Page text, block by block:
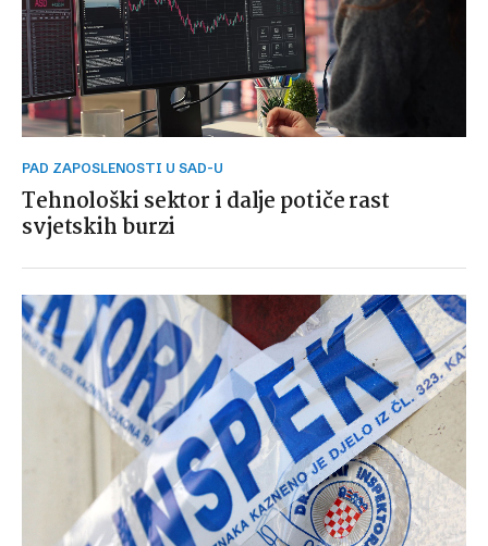
PAD ZAPOSLENOSTI U SAD-U
Tehnološki sektor i dalje potiče rast
svjetskih burzi